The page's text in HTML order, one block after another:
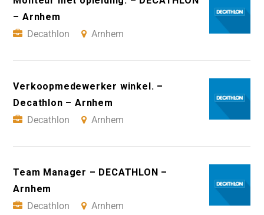
– Arnhem
Decathlon
Arnhem
Verkoopmedewerker winkel. –
Decathlon – Arnhem
Decathlon
Arnhem
Team Manager – DECATHLON –
Arnhem
Decathlon
Arnhem